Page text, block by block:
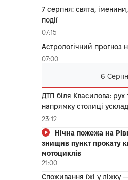
7 серпня: свята,
події
07:15
Астрологічний прогноз
07:00
6
ДТП біля Квасилова:
напрямку столиці
23:12
Нічна пожежа на
знищив пункт прокату
мотоциклів
21:00
Споживання їжі у ліжку